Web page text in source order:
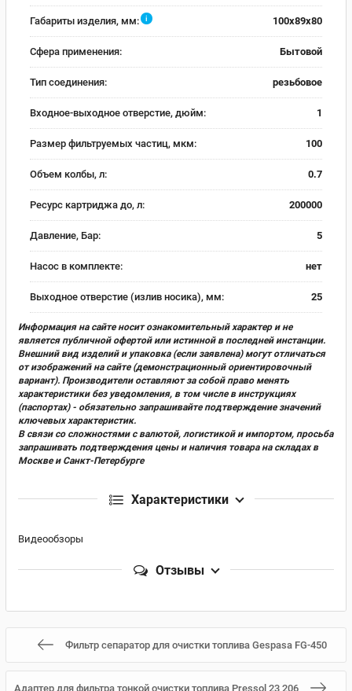
Габариты изделия, мм: i 100x89x80
Сфера применения: Бытовой
Тип соединения: резьбовое
Входное-выходное отверстие, дюйм: 1
Размер фильтруемых частиц, мкм: 100
Объем колбы, л: 0.7
Ресурс картриджа до, л: 200000
Давление, Бар: 5
Насос в комплекте: нет
Выходное отверстие (излив носика), мм: 25
Информация на сайте носит ознакомительный характер и не
является публичной офертой или истинной в последней инстанции.
Внешний вид изделий и упаковка (если заявлена) могут отличаться
от изображений на сайте (демонстрационный ориентировочный
вариант). Производители оставляют за собой право менять
характеристики без уведомления, в том числе в инструкциях
(паспортах) - обязательно запрашивайте подтверждение значений
ключевых характеристик.
В связи со сложностями с валютой, логистикой и импортом, просьба
запрашивать подтверждения цены и наличия товара на складах в
Москве и Санкт-Петербурге
Характеристики
Видеообзоры
Отзывы
Фильтр сепаратор для очистки топлива Gespasa FG-450
Адаптер для фильтра тонкой очистки топлива Pressol 23 206